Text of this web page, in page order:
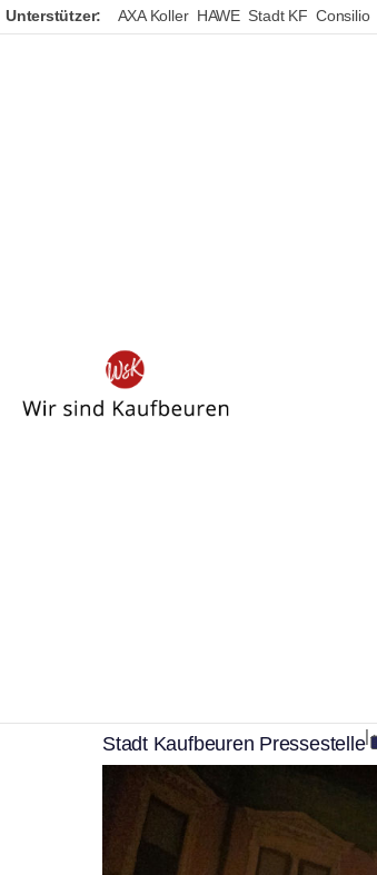
Unterstützer: AXA Koller HAWE Stadt KF Consilio
Stadt Kaufbeuren Pressestelle|